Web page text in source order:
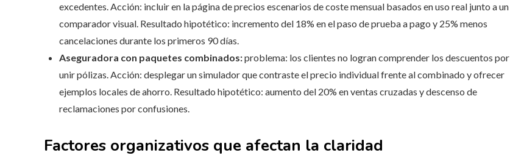
excedentes. Acción: incluir en la página de precios escenarios de coste mensual basados en uso real junto a un
comparador visual. Resultado hipotético: incremento del 18% en el paso de prueba a pago y 25% menos
cancelaciones durante los primeros 90 días.
Aseguradora con paquetes combinados:problema: los clientes no logran comprender los descuentos por
unir pólizas. Acción: desplegar un simulador que contraste el precio individual frente al combinado y ofrecer
ejemplos locales de ahorro. Resultado hipotético: aumento del 20% en ventas cruzadas y descenso de
reclamaciones por confusiones.
Factores organizativos que afectan la claridad